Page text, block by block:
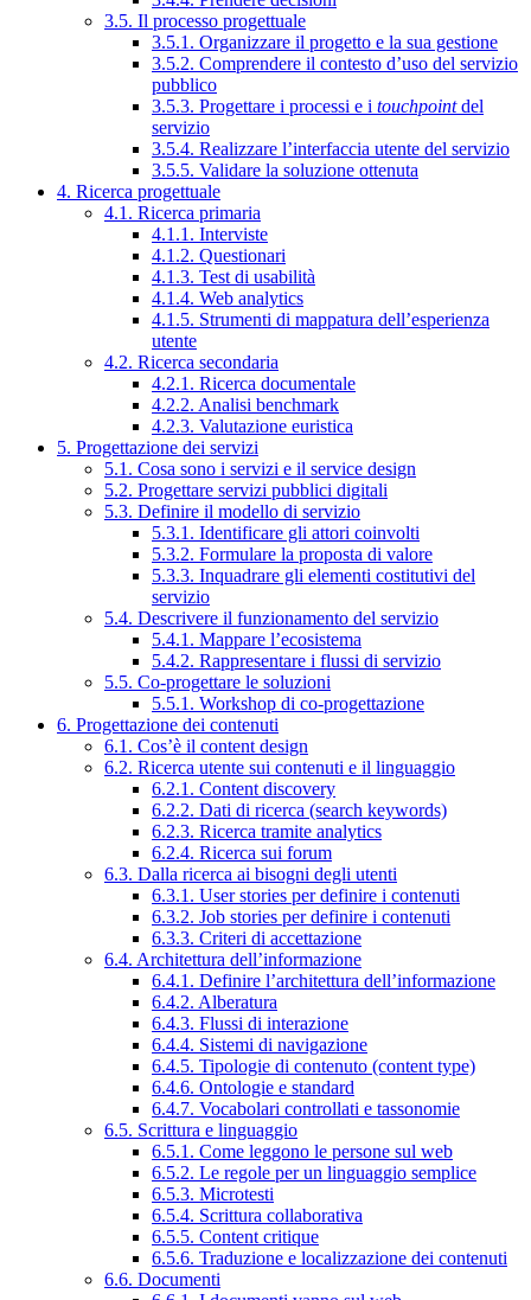
3.5. Il processo progettuale
3.5.1. Organizzare il progetto e la sua gestione
3.5.2. Comprendere il contesto d’uso del servizio
pubblico
3.5.3. Progettare i processi e i touchpointdel
servizio
3.5.4. Realizzare l’interfaccia utente del servizio
3.5.5. Validare la soluzione ottenuta
4. Ricerca progettuale
4.1. Ricerca primaria
4.1.1. Interviste
4.1.2. Questionari
4.1.3. Test di usabilità
4.1.4. Web analytics
4.1.5. Strumenti di mappatura dell’esperienza
utente
4.2. Ricerca secondaria
4.2.1. Ricerca documentale
4.2.2. Analisi benchmark
4.2.3. Valutazione euristica
5. Progettazione dei servizi
5.1. Cosa sono i servizi e il service design
5.2. Progettare servizi pubblici digitali
5.3. Definire il modello di servizio
5.3.1. Identificare gli attori coinvolti
5.3.2. Formulare la proposta di valore
5.3.3. Inquadrare gli elementi costitutivi del
servizio
5.4. Descrivere il funzionamento del servizio
5.4.1. Mappare l’ecosistema
5.4.2. Rappresentare i flussi di servizio
5.5. Co-progettare le soluzioni
5.5.1. Workshop di co-progettazione
6. Progettazione dei contenuti
6.1. Cos’è il content design
6.2. Ricerca utente sui contenuti e il linguaggio
6.2.1. Content discovery
6.2.2. Dati di ricerca (search keywords)
6.2.3. Ricerca tramite analytics
6.2.4. Ricerca sui forum
6.3. Dalla ricerca ai bisogni degli utenti
6.3.1. User stories per definire i contenuti
6.3.2. Job stories per definire i contenuti
6.3.3. Criteri di accettazione
6.4. Architettura dell’informazione
6.4.1. Definire l’architettura dell’informazione
6.4.2. Alberatura
6.4.3. Flussi di interazione
6.4.4. Sistemi di navigazione
6.4.5. Tipologie di contenuto (content type)
6.4.6. Ontologie e standard
6.4.7. Vocabolari controllati e tassonomie
6.5. Scrittura e linguaggio
6.5.1. Come leggono le persone sul web
6.5.2. Le regole per un linguaggio semplice
6.5.3. Microtesti
6.5.4. Scrittura collaborativa
6.5.5. Content critique
6.5.6. Traduzione e localizzazione dei contenuti
6.6. Documenti